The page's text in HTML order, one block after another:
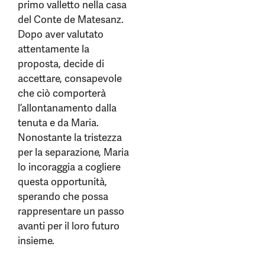
primo valletto nella casa
del Conte de Matesanz.
Dopo aver valutato
attentamente la
proposta, decide di
accettare, consapevole
che ciò comporterà
l’allontanamento dalla
tenuta e da Maria.
Nonostante la tristezza
per la separazione, Maria
lo incoraggia a cogliere
questa opportunità,
sperando che possa
rappresentare un passo
avanti per il loro futuro
insieme.